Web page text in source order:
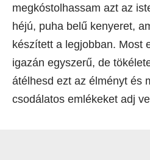
megkóstolhassam azt az
héjú, puha belű kenyeret,
készített a legjobban. Most
igazán egyszerű, de
átélhesd ezt az élményt és
csodálatos emlékeket adj